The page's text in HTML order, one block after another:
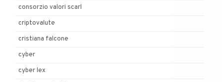
consorzio valori scarl
criptovalute
cristiana falcone
cyber
cyber lex